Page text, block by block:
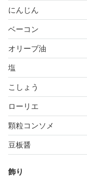
にんじん
ベーコン
オリーブ油
塩
こしょう
ローリエ
顆粒コンソメ
豆板醤
飾り